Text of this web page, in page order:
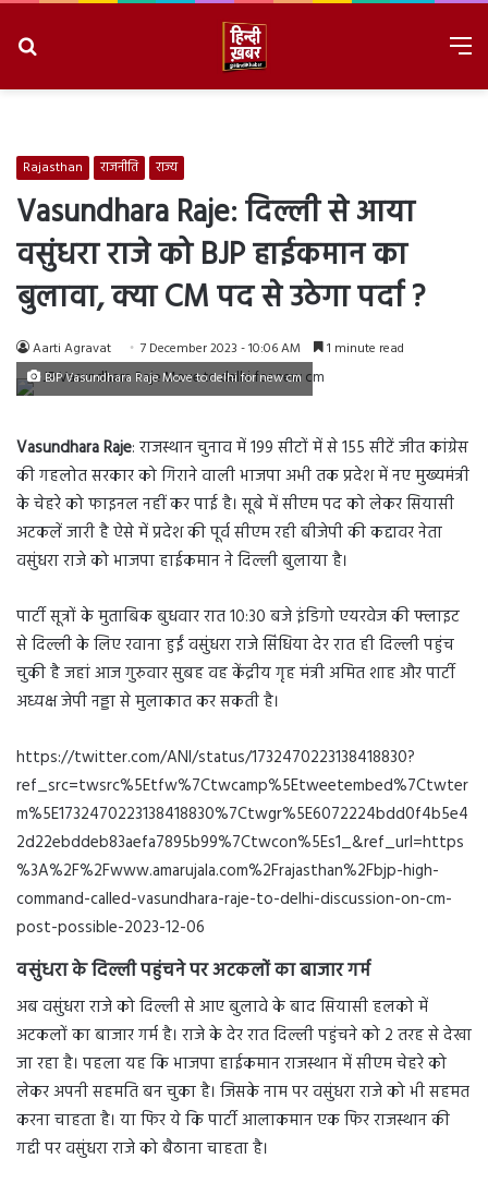
Rajasthan राजनीति राज्य
Vasundhara Raje: दिल्ली से आया
वसुंधरा राजे को BJP हाईकमान का
बुलावा, क्या CM पद से उठेगा पर्दा ?
Aarti Agravat 7 December 2023 - 10:06 AM 1 minute read
BJP Vasundhara Raje Move to delhi for new cm
Vasundhara Raje: राजस्थान चुनाव में 199 सीटों में से 155 सीटें जीत कांग्रेस
की गहलोत सरकार को गिराने वाली भाजपा अभी तक प्रदेश में नए मुख्यमंत्री
के चेहरे को फाइनल नहीं कर पाई है। सूबे में सीएम पद को लेकर सियासी
अटकलें जारी है ऐसे में प्रदेश की पूर्व सीएम रही बीजेपी की कद्दावर नेता
वसुंधरा राजे को भाजपा हाईकमान ने दिल्ली बुलाया है।
पार्टी सूत्रों के मुताबिक बुधवार रात 10:30 बजे इंडिगो एयरवेज की फ्लाइट
से दिल्ली के लिए रवाना हुईं वसुंधरा राजे सिंधिया देर रात ही दिल्ली पहुंच
चुकी है जहां आज गुरुवार सुबह वह केंद्रीय गृह मंत्री अमित शाह और पार्टी
अध्यक्ष जेपी नड्डा से मुलाकात कर सकती है।
https://twitter.com/ANI/status/1732470223138418830?
ref_src=twsrc%5Etfw%7Ctwcamp%5Etweetembed%7Ctwter
m%5E1732470223138418830%7Ctwgr%5E6072224bdd0f4b5e4
2d22ebddeb83aefa7895b99%7Ctwcon%5Es1_&ref_url=https
%3A%2F%2Fwww.amarujala.com%2Frajasthan%2Fbjp-high-
command-called-vasundhara-raje-to-delhi-discussion-on-cm-
post-possible-2023-12-06
वसुंधरा के दिल्ली पहुंचने पर अटकलों का बाजार गर्म
अब वसुंधरा राजे को दिल्ली से आए बुलावे के बाद सियासी हलको में
अटकलों का बाजार गर्म है। राजे के देर रात दिल्ली पहुंचने को 2 तरह से देखा
जा रहा है। पहला यह कि भाजपा हाईकमान राजस्थान में सीएम चेहरे को
लेकर अपनी सहमति बन चुका है। जिसके नाम पर वसुंधरा राजे को भी सहमत
करना चाहता है। या फिर ये कि पार्टी आलाकमान एक फिर राजस्थान की
गद्दी पर वसुंधरा राजे को बैठाना चाहता है।